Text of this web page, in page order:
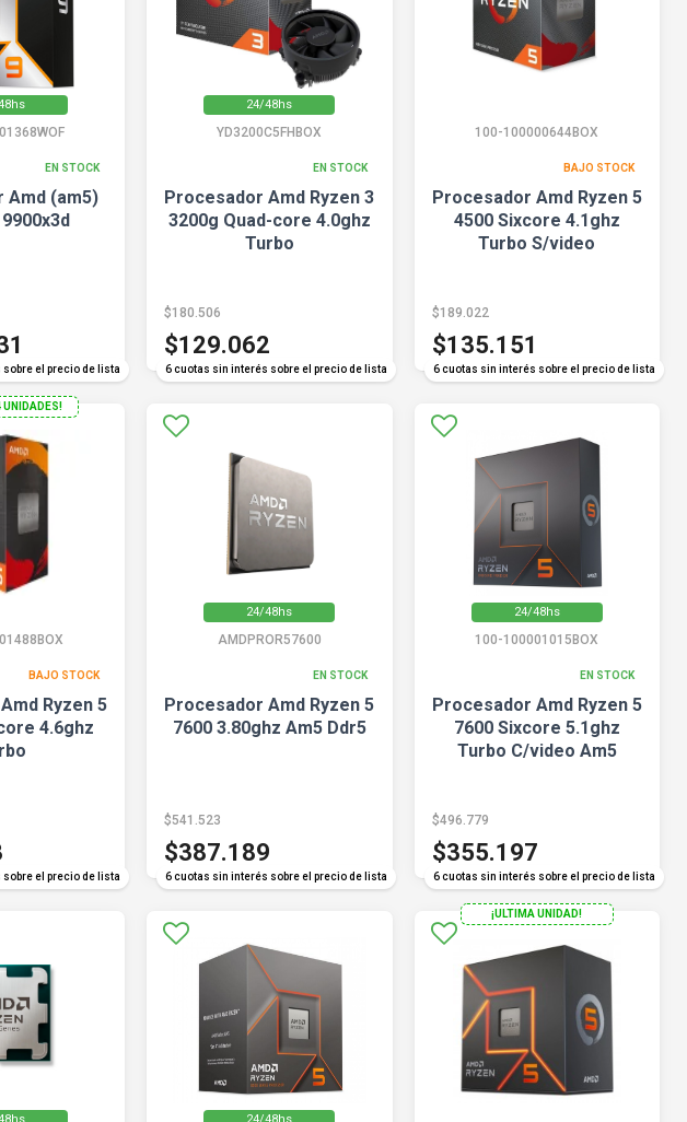
EN STOCK
Amd (am5)
el precio de lista
24/48hs
YD3200C5FHBOX
EN STOCK
Procesador Amd Ryzen 3
3200g Quad-core 4.0ghz
Turbo
6 cuotas sin interés sobre el precio de lista
$180.506
$129.062
100-100000644BOX
BAJO STOCK
Procesador Amd Ryzen 5
4500 Sixcore 4.1ghz
Turbo S/video
6 cuotas sin interés sobre el precio de lista
$189.022
$135.151
UNIDADES!
BAJO STOCK
Ryzen 5
4.6ghz
el precio de lista
24/48hs
AMDPROR57600
EN STOCK
Procesador Amd Ryzen 5
7600 3.80ghz Am5 Ddr5
6 cuotas sin interés sobre el precio de lista
$541.523
$387.189
24/48hs
100-100001015BOX
EN STOCK
Procesador Amd Ryzen 5
7600 Sixcore 5.1ghz
Turbo C/video Am5
6 cuotas sin interés sobre el precio de lista
$496.779
$355.197
¡ULTIMA UNIDAD!